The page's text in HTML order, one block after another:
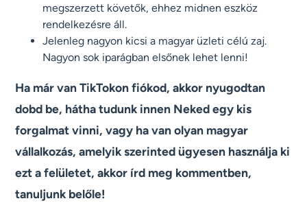
megszerzett követők, ehhez midnen eszköz
rendelkezésre áll.
Jelenleg nagyon kicsi a magyar üzleti célú zaj.
Nagyon sok iparágban elsőnek lehet lenni!
Ha már van TikTokon fiókod, akkor nyugodtan
dobd be, hátha tudunk innen Neked egy kis
forgalmat vinni, vagy ha van olyan magyar
vállalkozás, amelyik szerinted ügyesen használja ki
ezt a felületet, akkor írd meg kommentben,
tanuljunk belőle!